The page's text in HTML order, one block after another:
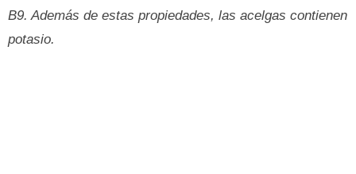
B9. Además de estas propiedades, las acelgas contienen
potasio.